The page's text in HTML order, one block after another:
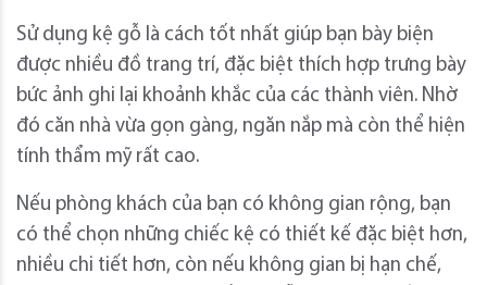
Sử dụng kệ gỗ là cách tốt nhất giúp bạn bày biện
được nhiều đồ trang trí, đặc biệt thích hợp trưng bày
bức ảnh ghi lại khoảnh khắc của các thành viên. Nhờ
đó căn nhà vừa gọn gàng, ngăn nắp mà còn thể hiện
tính thẩm mỹ rất cao.
Nếu phòng khách của bạn có không gian rộng, bạn
có thể chọn những chiếc kệ có thiết kế đặc biệt hơn,
nhiều chi tiết hơn, còn nếu không gian bị hạn chế,